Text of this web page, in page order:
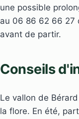
une possible
au 06 86 62 66 27
avant de partir.
Conseils
Le vallon de
la flore. En été,